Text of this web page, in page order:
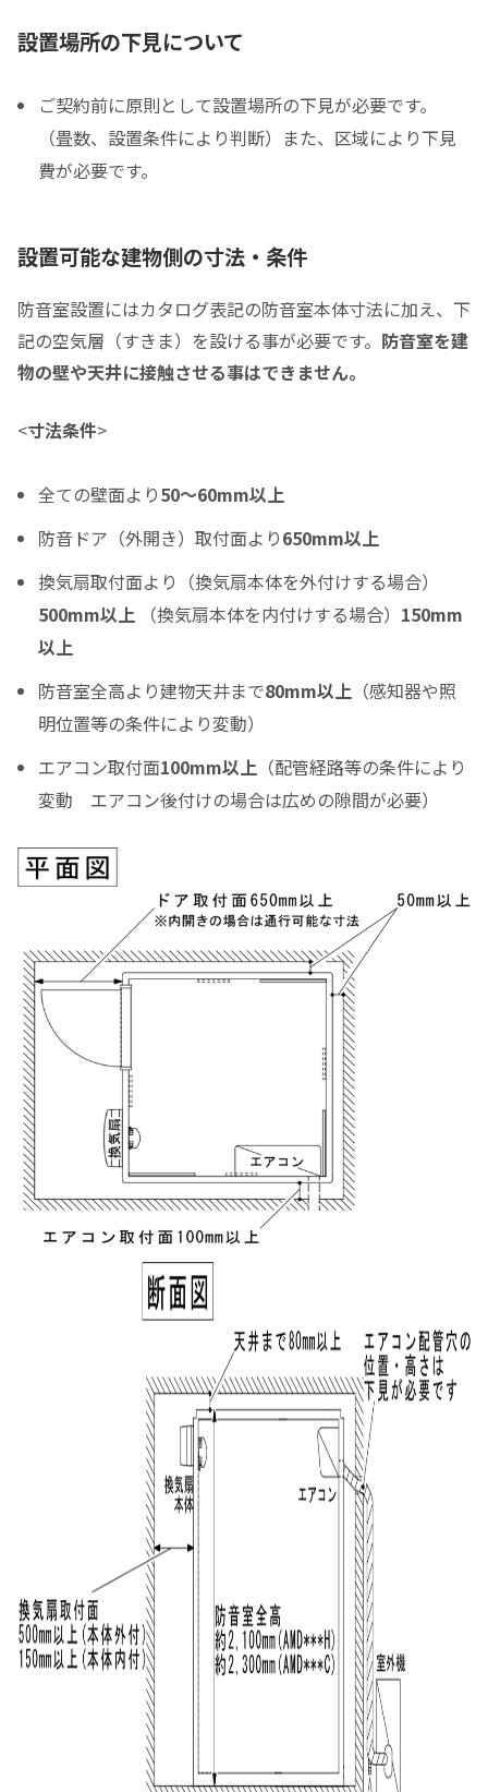
税込価格合計*
防音室の税込総額をご確認のうえ入力して下さい ※必須
0 0
クレジットご利用金額
分割支払回数
ボーナス月の加算金額
0
ボーナス月の加算（上乗せ）金額をスライドして下さい（1万円単位）
シュミレーション結果
月々のお支払金額
（初回月のみ）お支払金額
実質年率%
Please enter the security code
8 + 4 =
設置場所の下見について
ご契約前に原則として設置場所の下見が必要です。
（畳数、設置条件により判断）また、区域により下見
費が必要です。
設置可能な建物側の寸法・条件
防音室設置にはカタログ表記の防音室本体寸法に加え、下
記の空気層（すきま）を設ける事が必要です。 防音室を建
物の壁や天井に接触させる事はできません。
<寸法条件>
全ての壁面より50～60mm以上
防音ドア（外開き）取付面より650mm以上
換気扇取付面より（換気扇本体を外付けする場合）
500mm以上 （換気扇本体を内付けする場合） 150mm
以上
防音室全高より建物天井まで80mm以上 （感知器や照
明位置等の条件により変動）
エアコン取付面100mm以上 （配管経路等の条件により
変動 エアコン後付けの場合は広めの隙間が必要）